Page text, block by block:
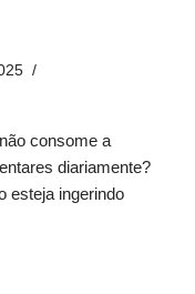
consome a
diariamente?
esteja ingerindo